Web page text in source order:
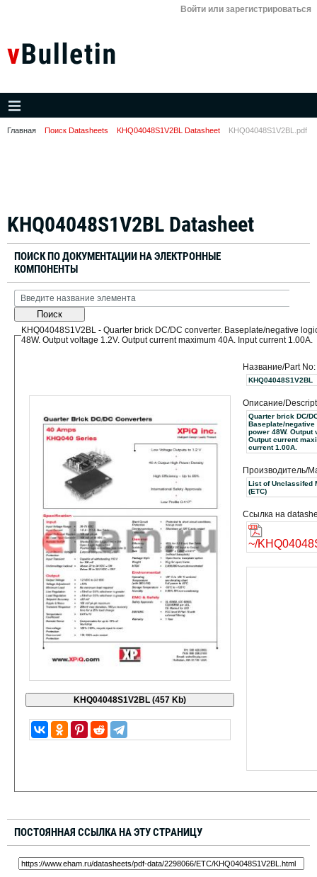
Войти или зарегистрироваться
Главная Поиск Datasheets KHQ04048S1V2BL Datasheet KHQ04048S1V2BL.pdf
KHQ04048S1V2BL Datasheet
ПОИСК ПО ДОКУМЕНТАЦИИ НА ЭЛЕКТРОННЫЕ
КОМПОНЕНТЫ
Поиск
KHQ04048S1V2BL - Quarter brick DC/DC converter. Baseplate/negative
48W. Output voltage 1.2V. Output current maximum 40A. Input current 1.00A.
Название/Part No:
KHQ04048S1V2BL
Описание/
Quarter brick DC/
Baseplate/negative
power 48W. Output
Output current
current 1.00A.
Производитель/
List of Unclassifed
(ETC)
Ссылка на
~/
ПОСТОЯННАЯ ССЫЛКА НА ЭТУ СТРАНИЦУ